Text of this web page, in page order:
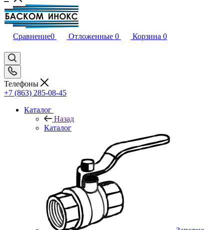
Сравнение0 Отложенные 0 Корзина 0
Телефоны
+7 (863) 285-08-45
Каталог
Назад
Каталог